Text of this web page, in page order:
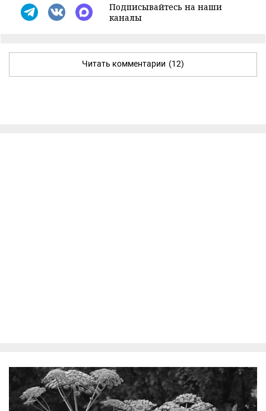
Подписывайтесь на наши
каналы
Читать комментарии (12)